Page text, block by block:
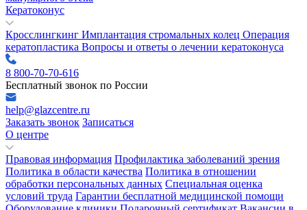
Кератоконус
Кросслингкинг Имплантация стромальных колец Операция
кератопластика Вопросы и ответы о лечении кератоконуса
8 800-70-70-616
Бесплатный звонок по России
help@glazcentre.ru
Заказать звонок Записаться
О центре
Правовая информация Профилактика заболеваний зрения
Политика в области качества Политика в отношении
обработки персональных данных Специальная оценка
условий труда Гарантии бесплатной медицинской помощи